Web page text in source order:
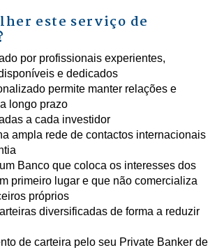
este serviço de
por profissionais experientes,
e dedicados
permite manter relações e
longo prazo
a cada investidor
ampla rede de contactos internacionais
Banco que coloca os interesses dos
primeiro lugar e que não comercializa
próprios
diversificadas de forma a reduzir
de carteira pelo seu Private Banker de